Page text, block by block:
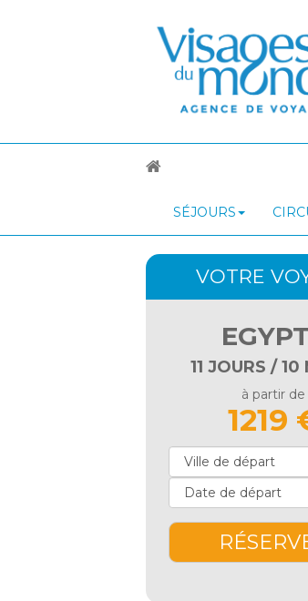
SÉJOURS
VOTRE
11 JOURS / 10
à partir de
1219